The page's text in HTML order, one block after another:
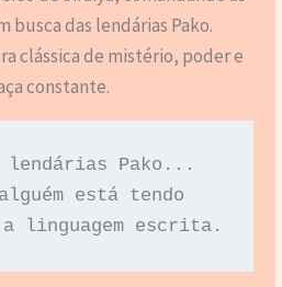
busca das lendárias Pako.
clássica de mistério, poder e
constante.
lendárias Pako...
está tendo
a linguagem escrita.